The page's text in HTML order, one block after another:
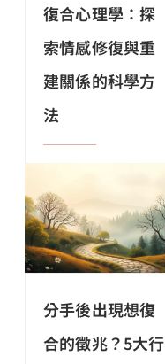
復合心理學：探
索情感修復與重
建關係的科學方
法
分手後出現想復
合的徵兆？5大行